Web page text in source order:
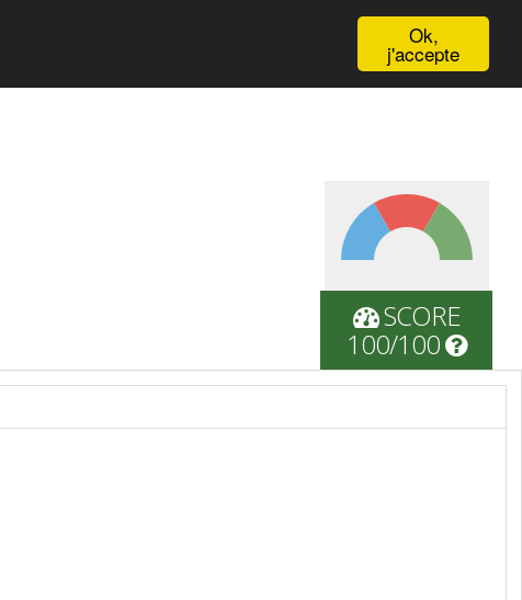
Ok,
j'accepte
SCORE
100/100